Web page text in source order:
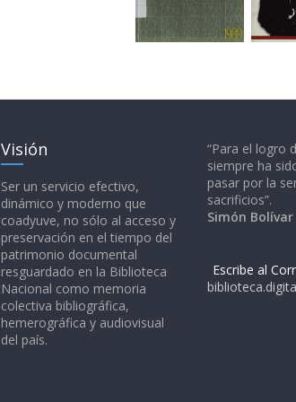
Visión
Ser un servicio efectivo,
dinámico y moderno que
coadyuve, no sólo al acceso y
preservación en el tiempo del
patrimonio documental
resguardado en la Biblioteca
Nacional como memoria
colectiva bibliográfica,
hemerográfica y audiovisual
del país.
“Para el logro
siempre ha
pasar por la
sacrificios”.
Simón Bolívar
Escribe al